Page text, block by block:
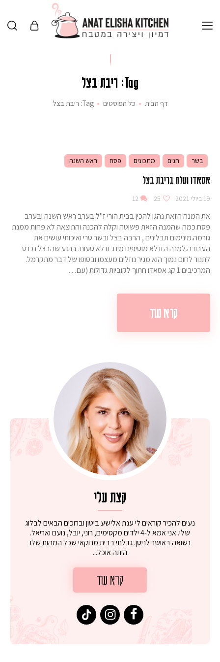
Tag: ריבת בצל
דף הבית כל הפוסטים Tag: ריבת בצל
בשר חגים מתכונים פסח ראש השנה
אסאדו וטלה בריבת בצל
19 ביולי 2021 25
12
את המנה הזאת נהגו להכין בבית הורי ז"ל בערב ראש השנה ובערב
פסח.כמה שהמנה הזאת פשוטה וקלה להכנה והתוצאה לא פחות ממנת
גורמה.מינימום תבלינים , הרבה בצל ובשר טרי ואיכותי עושים את
העבודה.למנה הזו לא מוסיפים מים. זו לא טעות. ברגע שהבצל נכנס
לתנור לחום נמוך הוא מגיר נוזלים מעצמו ובסופו של דבר מתקרמל.
המרכיבים:1 קג אסאדו חתוך לקוביות גדולות (עם…
קרא עוד
קצת עלי
נעים להכיר קוראים לי ענת אלישע ביטון וברוכים הבאים לבלוג
שלי. אני אמא ל-4 ילדים מקסימים, רוני, יובל, נועם ואריאל.
נשואה באושר לניסן. גדלתי בבית מרוקאי שכל המהות שלו
היתה אוכל...
קרא עוד